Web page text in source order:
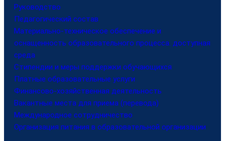
Руководство
Педагогический состав
Материально-техническое обеспечение и
оснащенность образовательного процесса. доступная
среда
Стипендии и меры поддержки обучающихся
Платные образовательные услуги
Финансово-хозяйственная деятельность
Вакантные места для приема (перевода)
Международное сотрудничество
Организация питания в образовательной организации